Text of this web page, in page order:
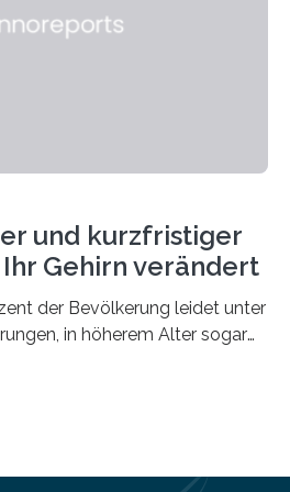
bis zum Jahr 2100
und kurzfristiger
Gehirn verändert
der Bevölkerung leidet unter
in höherem Alter sogar
ein kurzfristiges Schlafdefizit: